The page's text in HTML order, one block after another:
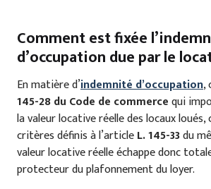
Comment est fixée
d’occupation due par le
En matière d’indemnité d’occupation,
145-28 du Code de commercequi
la valeur locative réelle des locaux loués,
critères définis à l’articleL. 145-33du
valeur locative réelle échappe donc
protecteur du plafonnement du loyer.